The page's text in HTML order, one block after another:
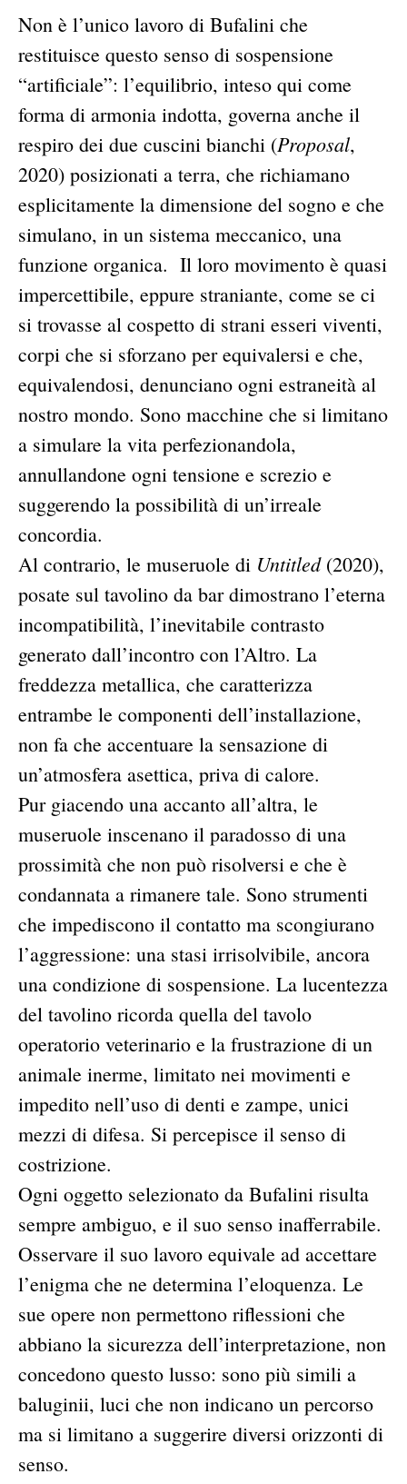
Non è l’unico lavoro di Bufalini che
restituisce questo senso di sospensione
“artificiale”: l’equilibrio, inteso qui come
forma di armonia indotta, governa anche il
respiro dei due cuscini bianchi (Proposal,
2020) posizionati a terra, che richiamano
esplicitamente la dimensione del sogno e che
simulano, in un sistema meccanico, una
funzione organica. Il loro movimento è quasi
impercettibile, eppure straniante, come se ci
si trovasse al cospetto di strani esseri viventi,
corpi che si sforzano per equivalersi e che,
equivalendosi, denunciano ogni estraneità al
nostro mondo. Sono macchine che si limitano
a simulare la vita perfezionandola,
annullandone ogni tensione e screzio e
suggerendo la possibilità di un’irreale
concordia.
Al contrario, le museruole di Untitled(2020),
posate sul tavolino da bar dimostrano l’eterna
incompatibilità, l’inevitabile contrasto
generato dall’incontro con l’Altro. La
freddezza metallica, che caratterizza
entrambe le componenti dell’installazione,
non fa che accentuare la sensazione di
un’atmosfera asettica, priva di calore.
Pur giacendo una accanto all’altra, le
museruole inscenano il paradosso di una
prossimità che non può risolversi e che è
condannata a rimanere tale. Sono strumenti
che impediscono il contatto ma scongiurano
l’aggressione: una stasi irrisolvibile, ancora
una condizione di sospensione. La lucentezza
del tavolino ricorda quella del tavolo
operatorio veterinario e la frustrazione di un
animale inerme, limitato nei movimenti e
impedito nell’uso di denti e zampe, unici
mezzi di difesa. Si percepisce il senso di
costrizione.
Ogni oggetto selezionato da Bufalini risulta
sempre ambiguo, e il suo senso inafferrabile.
Osservare il suo lavoro equivale ad accettare
l’enigma che ne determina l’eloquenza. Le
sue opere non permettono riflessioni che
abbiano la sicurezza dell’interpretazione, non
concedono questo lusso: sono più simili a
baluginii, luci che non indicano un percorso
ma si limitano a suggerire diversi orizzonti di
senso.